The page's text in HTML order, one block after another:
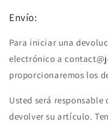
Envío:
Para iniciar una
electrónico a
proporcionaremos los
Usted será
devolver su artículo.